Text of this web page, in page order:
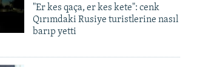
"Er kes qaça, er kes kete": cenk
Qırımdaki Rusiye turistlerine nasıl
barıp yetti